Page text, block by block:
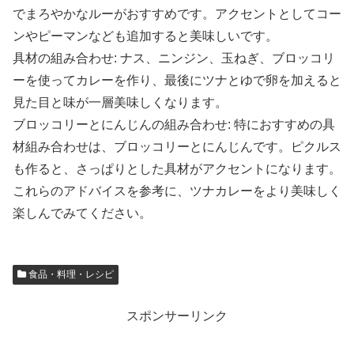
でまろやかなルーがおすすめです。アクセントとしてコー
ンやピーマンなども追加すると美味しいです。
具材の組み合わせ: ナス、ニンジン、玉ねぎ、ブロッコリ
ーを使ってカレーを作り、最後にツナとゆで卵を加えると
見た目と味が一層美味しくなります。
ブロッコリーとにんじんの組み合わせ: 特におすすめの具
材組み合わせは、ブロッコリーとにんじんです。ピクルス
も作ると、さっぱりとした具材がアクセントになります。
これらのアドバイスを参考に、ツナカレーをより美味しく
楽しんでみてください。
食品・料理・レシピ
スポンサーリンク